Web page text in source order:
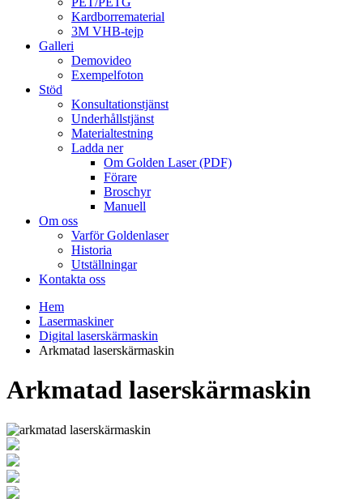
Kardborrematerial
3M VHB-tejp
Galleri
Demovideo
Exempelfoton
Stöd
Konsultationstjänst
Underhållstjänst
Materialtestning
Ladda ner
Om Golden Laser (PDF)
Förare
Broschyr
Manuell
Om oss
Varför Goldenlaser
Historia
Utställningar
Kontakta oss
Hem
Lasermaskiner
Digital laserskärmaskin
Arkmatad laserskärmaskin
Arkmatad laserskärmaskin